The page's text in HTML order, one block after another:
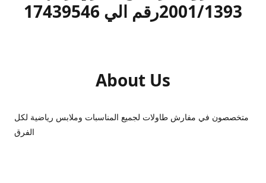
2001/1393رقم الي 17439546
About Us
متخصصون في مفارش طاولات لجميع المناسبات وملابس رياضية لكل
الفرق